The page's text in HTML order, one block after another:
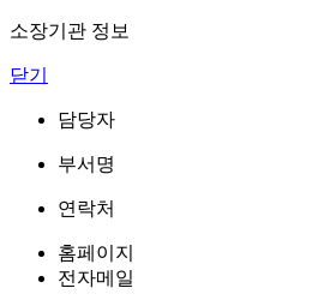
소장기관 정보
닫기
담당자
부서명
연락처
홈페이지
전자메일